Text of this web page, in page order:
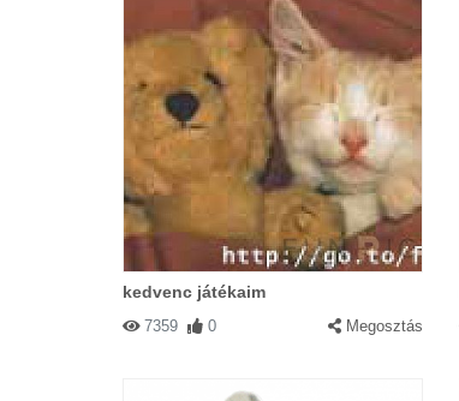
#59856 Fafa|2004-02-
Nagyon aranyosak!
#50550 Xtina|2003-12-
NAgyon jól meg van
kedvenc játékaim
7359 0 Megosztás